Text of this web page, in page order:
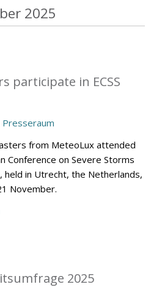
2025
participate in ECSS
Presseraum
from MeteoLux attended
Conference on Severe Storms
held in Utrecht, the Netherlands,
November.
2025